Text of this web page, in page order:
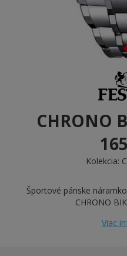
CHRONO
Kolekcia:
Športové pánske
CHRONO
Viac